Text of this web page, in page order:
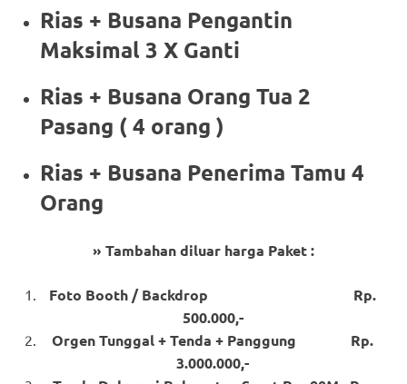
Rias + Busana Pengantin
Maksimal 3 X Ganti
Rias + Busana Orang Tua 2
Pasang ( 4 orang )
Rias + Busana Penerima Tamu 4
Orang
» Tambahan diluar harga Paket :
Foto Booth / Backdrop Rp.
500.000,-
Orgen Tunggal + Tenda + Panggung Rp.
3.000.000,-